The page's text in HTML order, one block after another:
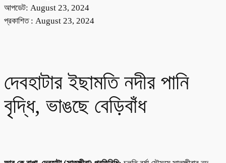
আপডেট: August 23, 2024
প্রকাশিত : August 23, 2024
দেবহাটার ইছামতি নদীর পানি
বৃদ্ধি, ভাঙছে বেড়িবাঁধ